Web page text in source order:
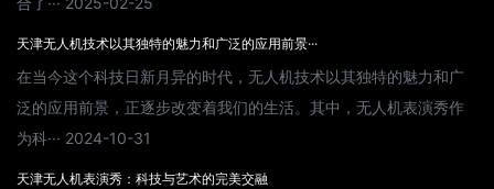
天津无人机技术以其独特的魅力和广泛的应用前景···
在当今这个科技日新月异的时代，无人机技术以其独特的魅力和广
泛的应用前景，正逐步改变着我们的生活。其中，无人机表演秀作
为科··· 2024-10-31
天津无人机表演秀：科技与艺术的完美交融